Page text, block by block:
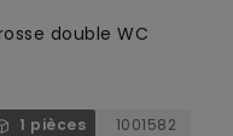
double WC
1 pièces 1001582